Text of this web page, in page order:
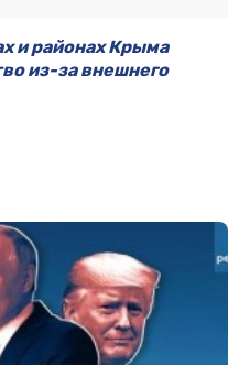
и районах Крыма
из-за внешнего